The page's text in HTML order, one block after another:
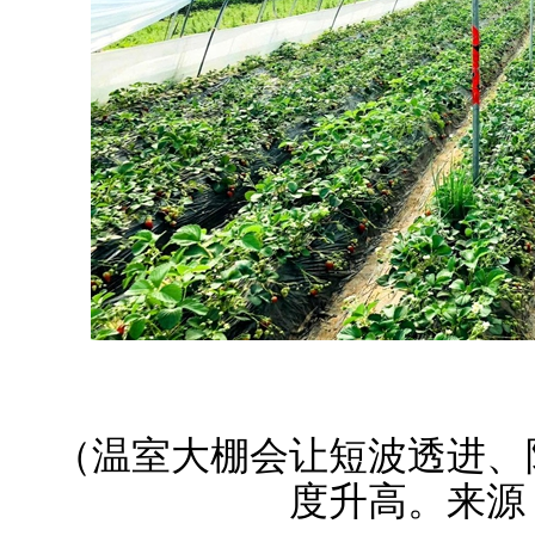
（温室大棚会让短波透进
度升高。来